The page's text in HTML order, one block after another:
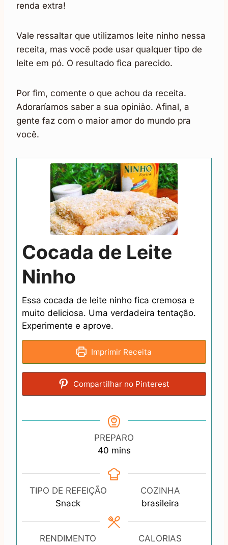
renda extra!
Vale ressaltar que utilizamos leite ninho nessa
receita, mas você pode usar qualquer tipo de
leite em pó. O resultado fica parecido.
Por fim, comente o que achou da receita.
Adoraríamos saber a sua opinião. Afinal, a
gente faz com o maior amor do mundo pra
você.
Cocada de Leite
Ninho
Essa cocada de leite ninho fica cremosa e
muito deliciosa. Uma verdadeira tentação.
Experimente e aprove.
Imprimir Receita
Compartilhar no Pinterest
PREPARO
40m
n
s
mins
TIPO DE REFEIÇÃO
Snack
COZINHA
brasileira
RENDIMENTO
CALORIAS